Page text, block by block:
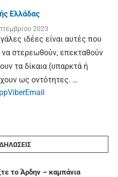
Ελλάδας
2023
ιδέες είναι αυτές που
να στερεωθούν, επεκταθούν
τα δίκαια (υπαρκτά ή
ως οντότητες. …
ViberEmail
το Άρδην – καμπάνια